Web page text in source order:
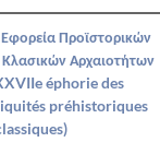
Προϊστορικών
Κλασικών Αρχαιοτήτων
éphorie des
préhistoriques